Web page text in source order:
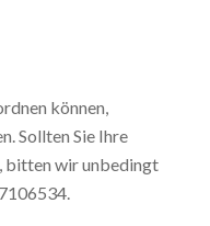
können,
Sollten Sie Ihre
bitten wir unbedingt